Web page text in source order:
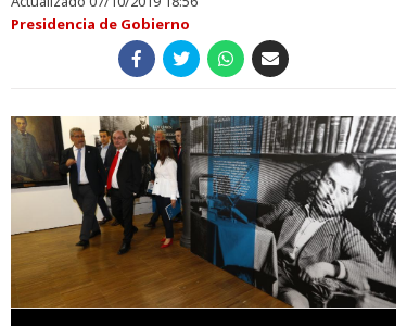
Presidencia de Gobierno